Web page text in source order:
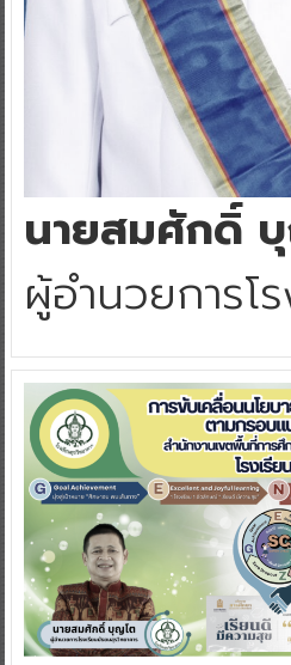
นายสมศักดิ์
ผู้อำนวยการโ